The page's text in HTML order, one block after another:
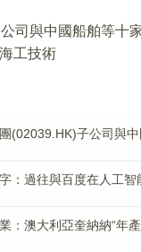
司與中國船舶等十
工技術
(02039.HK)子公司與
：過往與百度在人工
：澳大利亞奎納納“年